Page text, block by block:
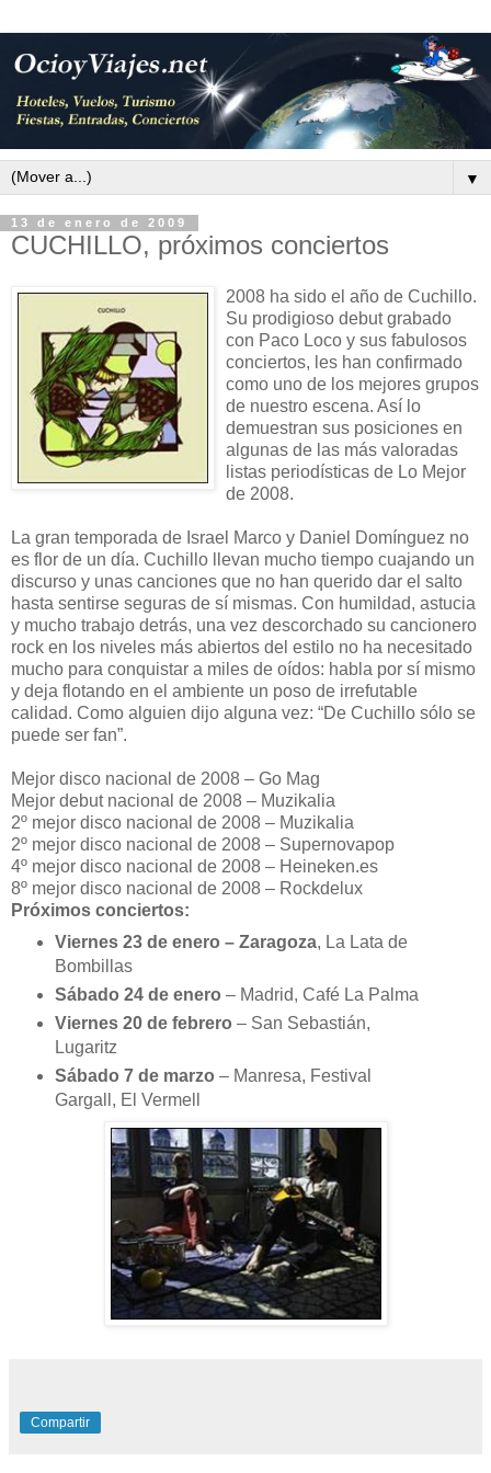
▼
13 de enero de 2009
CUCHILLO, próximos conciertos
2008 ha sido el año de Cuchillo.
Su prodigioso debut grabado
con Paco Loco y sus fabulosos
conciertos, les han confirmado
como uno de los mejores grupos
de nuestro escena. Así lo
demuestran sus posiciones en
algunas de las más valoradas
listas periodísticas de Lo Mejor
de 2008.
La gran temporada de Israel Marco y Daniel Domínguez no
es flor de un día. Cuchillo llevan mucho tiempo cuajando un
discurso y unas canciones que no han querido dar el salto
hasta sentirse seguras de sí mismas. Con humildad, astucia
y mucho trabajo detrás, una vez descorchado su cancionero
rock en los niveles más abiertos del estilo no ha necesitado
mucho para conquistar a miles de oídos: habla por sí mismo
y deja flotando en el ambiente un poso de irrefutable
calidad. Como alguien dijo alguna vez: “De Cuchillo sólo se
puede ser fan”.
Mejor disco nacional de 2008 – Go Mag
Mejor debut nacional de 2008 – Muzikalia
2º mejor disco nacional de 2008 – Muzikalia
2º mejor disco nacional de 2008 – Supernovapop
4º mejor disco nacional de 2008 – Heineken.es
8º mejor disco nacional de 2008 – Rockdelux
Próximos conciertos:
Viernes 23 de enero – Zaragoza, La Lata de
Bombillas
Sábado 24 de enero – Madrid, Café La Palma
Viernes 20 de febrero – San Sebastián,
Lugaritz
Sábado 7 de marzo – Manresa, Festival
Gargall, El Vermell
Compartir